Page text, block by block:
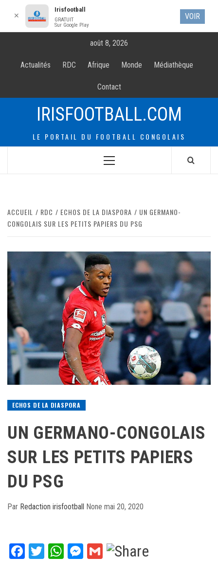
contenur
août 8, 2026
Actualités RDC Afrique Monde Médiathèque
Contact
IRISFOOTBALL.COM
LE PORTAIL DU FOOTBALL CONGOLAIS
Menu
ACCUEIL RDC ECHOS DE LA DIASPORA
UN GERMANO-
CONGOLAIS SUR LES PETITS PAPIERS DU PSG
ECHOS DE LA DIASPORA
UN GERMANO-CONGOLAIS
SUR LES PETITS PAPIERS
DU PSG
Par Redaction irisfootball None mai 20, 2020
Facebook
TwitterWhatsApp
Messenger
Gmail
✕
Irisfootball
GRATUIT
Sur Google Play
VOIR